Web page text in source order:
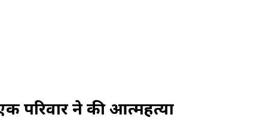
परिवार ने की आत्महत्या